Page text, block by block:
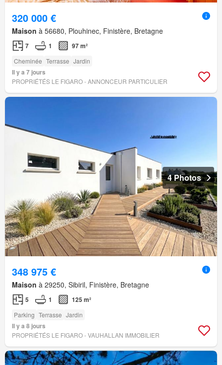
320 000 €
Maison à 56680, Plouhinec, Finistère, Bretagne
7 1 97 m²
Cheminée Terrasse Jardin
Il y a 7 jours
PROPRIÉTÉS LE FIGARO - ANNONCEUR PARTICULIER
4 Photos
348 975 €
Maison à 29250, Sibiril, Finistère, Bretagne
5 1 125 m²
Parking Terrasse Jardin
Il y a 8 jours
PROPRIÉTÉS LE FIGARO - VAUHALLAN IMMOBILIER